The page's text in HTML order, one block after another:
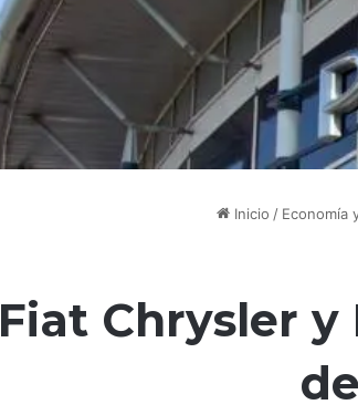
Inicio / Economía
Fiat Chrysler